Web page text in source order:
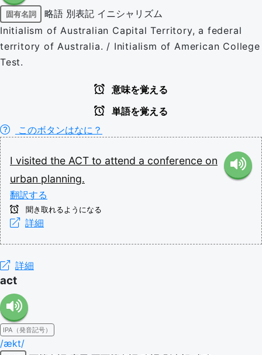
固有名詞 略語 別表記 イニシャリズム
Initialism of Australian Capital Territory, a federal
territory of Australia. / Initialism of American College
Test.
意味を覚える
単語を覚える
このボタンはなに？
I visited the ACT to attend a conference on
urban planning.
翻訳する
聞き取れるようになる
詳細
詳細
act
IPA（発音記号）
/ækt/